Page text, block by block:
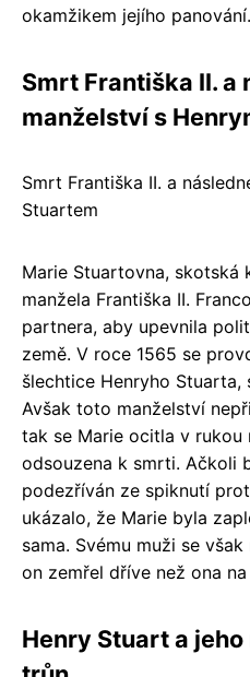
okamžikem jejího panování.
Smrt Františka II. a
manželství s
Smrt Františka II. a
Stuartem
Marie Stuartovna, skotská
manžela Františka II.
partnera, aby upevnila
země. V roce 1565 se
šlechtice Henryho Stuarta,
Avšak toto manželství
tak se Marie ocitla v rukou
odsouzena k smrti. Ačkoli
podezříván ze spiknutí
ukázalo, že Marie byla
sama. Svému muži se
on zemřel dříve než ona
Henry Stuart a